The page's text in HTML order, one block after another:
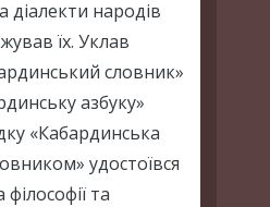
діалекти народів
їх. Уклав
словник»
азбуку»
«Кабардинська
удостоївся
та